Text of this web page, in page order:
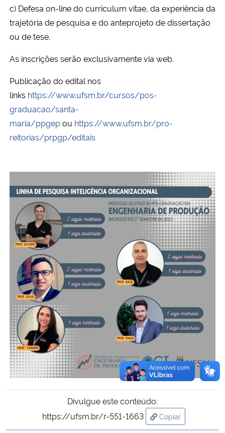
Secretaria de Governo
Gabinete de Segurança Institucional
Advocacia-Geral da União
Banco Central do Brasil
c) Defesa on-line do curriculum vitae, da experiência da
trajetória de pesquisa e do anteprojeto de dissertação
ou de tese.
As inscrições serão exclusivamente via web.
Publicação do edital nos
links https://www.ufsm.br/cursos/pos-
graduacao/santa-
maria/ppgepou https://www.ufsm.br/pro-
reitorias/prpgp/editais
Divulgue este conteúdo:
https://ufsm.br/r-551-1663
Copiar
para área de